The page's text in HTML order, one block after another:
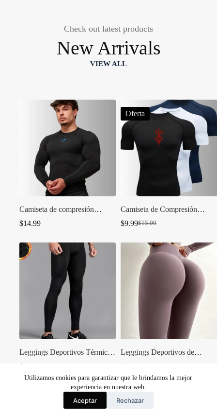
Utilizamos cookies para garantizar que le brindamos la mejor
experiencia en nuestra web.
Aceptar Rechazar
Check out latest products
New Arrivals
VIEW ALL
Camiseta de compresión
Gymshark 2
$14.99
Oferta
Camiseta de Compresión
Berserker
$15.00
El
original
era:
$15.00.
$9.99El
actual
$9.99.
Leggings Deportivos Térmicos
para Hombre – Entrenamiento
$
Leggings Deportivos de
Cintura Alta para Mujer –
$